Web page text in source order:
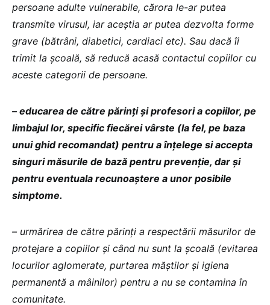
persoane adulte vulnerabile, cărora le-ar putea
transmite virusul, iar aceștia ar putea dezvolta forme
grave (bătrâni, diabetici, cardiaci etc). Sau dacă îi
trimit la școală, să reducă acasă contactul copiilor cu
aceste categorii de persoane.
– educarea de către părinți și profesori a copiilor, pe
limbajul lor, specific fiecărei vârste (la fel, pe baza
unui ghid recomandat) pentru a înțelege si accepta
singuri măsurile de bază pentru prevenție, dar și
pentru eventuala recunoaștere a unor posibile
simptome.
– urmărirea de către părinți a respectării măsurilor de
protejare a copiilor și când nu sunt la școală (evitarea
locurilor aglomerate, purtarea măștilor și igiena
permanentă a mâinilor) pentru a nu se contamina în
comunitate.